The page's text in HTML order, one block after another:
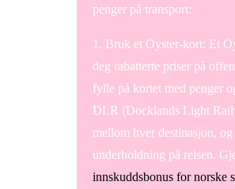
penger på transport:
1. Bruk et Oyster-kort: Et
deg rabatterte priser på
fylle på kortet med penger
DLR (Docklands Light
mellom hver destinasjon,
underholdning på reisen.
innskuddsbonus for norske